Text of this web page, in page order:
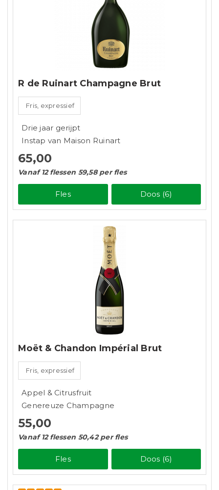
R de Ruinart Champagne Brut
Fris, expressief
Drie jaar gerijpt
Instap van Maison Ruinart
65,00
Vanaf 12 flessen 59,58 per fles
Fles Doos (6)
Moët & Chandon Impérial Brut
Fris, expressief
Appel & Citrusfruit
Genereuze Champagne
55,00
Vanaf 12 flessen 50,42 per fles
Fles Doos (6)